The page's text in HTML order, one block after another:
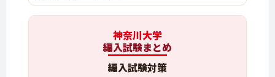
神奈川大学
編入試験まとめ
編入試験対策